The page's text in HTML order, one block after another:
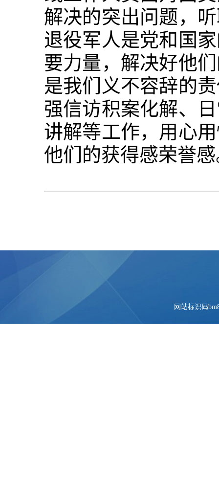
解决的突出问题，
退役军人是党和国
要力量，解决好他
是我们义不容辞的
强信访积案化解、
讲解等工作，用心
他们的获得感荣誉
网站标识码